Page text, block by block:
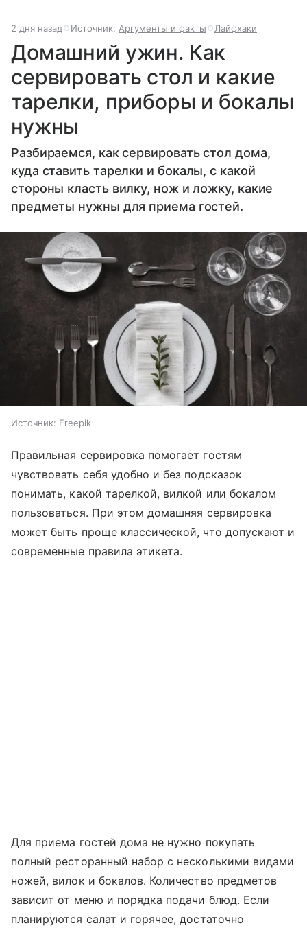
2 дня назад Источник: Аргументы и факты Лайфхаки
Домашний ужин. Как
сервировать стол и какие
тарелки, приборы и бокалы
нужны
Разбираемся, как сервировать стол дома,
куда ставить тарелки и бокалы, с какой
стороны класть вилку, нож и ложку, какие
предметы нужны для приема гостей.
Источник: Freepik
Правильная сервировка помогает гостям
чувствовать себя удобно и без подсказок
понимать, какой тарелкой, вилкой или бокалом
пользоваться. При этом домашняя сервировка
может быть проще классической, что допускают и
современные правила этикета.
Для приема гостей дома не нужно покупать
полный ресторанный набор с несколькими видами
ножей, вилок и бокалов. Количество предметов
зависит от меню и порядка подачи блюд. Если
планируются салат и горячее, достаточно